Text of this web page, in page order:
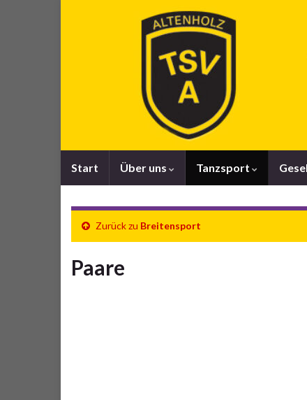
Start Über uns Tanzsport
Zurück zu Breitensport
Paare